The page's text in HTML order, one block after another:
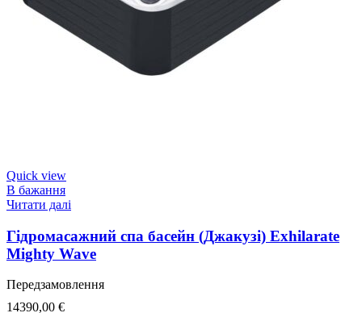
Quick view
В бажання
Читати далі
Гідромасажний спа басейн (Джакузі) Exhilarate
Mighty Wave
Передзамовлення
14390,00 €